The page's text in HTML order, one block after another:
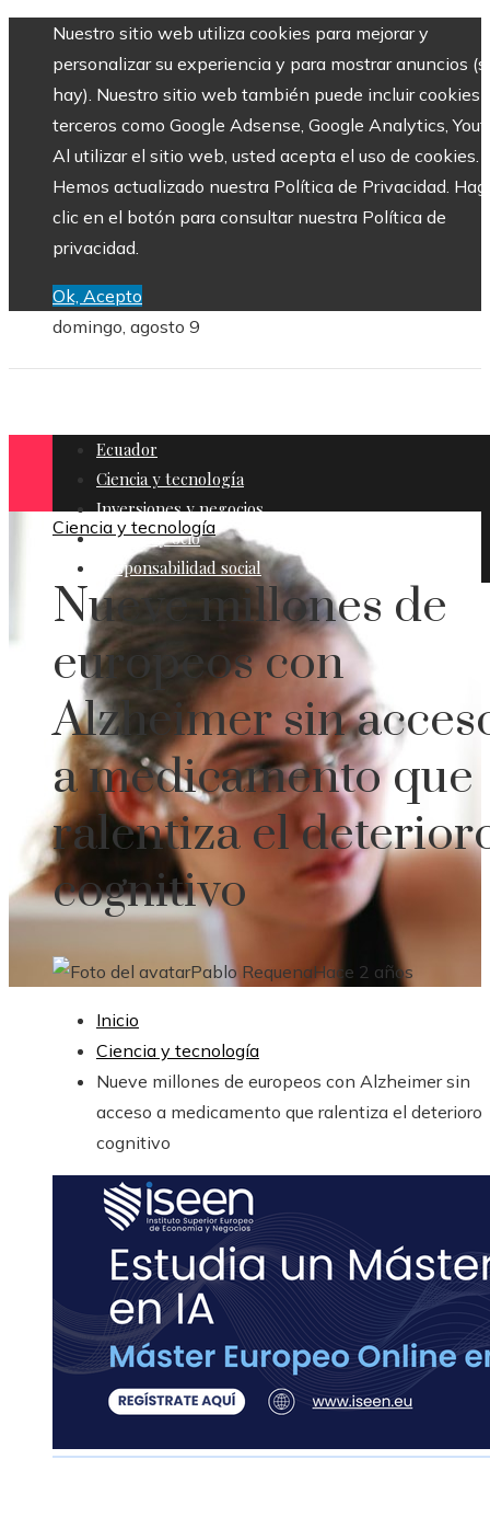
Nuestro sitio web utiliza cookies para mejorar y
personalizar su experiencia y para mostrar anuncios
hay). Nuestro sitio web también puede incluir cookies
terceros como Google Adsense, Google Analytics,
Al utilizar el sitio web, usted acepta el uso de cookies.
Hemos actualizado nuestra Política de Privacidad.
clic en el botón para consultar nuestra Política de
privacidad.
Ok, Acepto
domingo, agosto 9
Ecuador
Ciencia y tecnología
Inversiones y negocios
Cultura y ocio
Responsabilidad social
Ciencia y tecnología
Nueve millones de
europeos con
Alzheimer sin
a medicamento que
ralentiza el
cognitivo
Pablo RequenaHace 2 años
Inicio
Ciencia y tecnología
Nueve millones de europeos con Alzheimer sin
acceso a medicamento que ralentiza el deterioro
cognitivo